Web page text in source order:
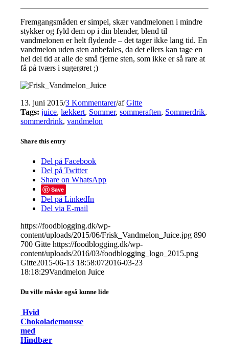
Fremgangsmåden er simpel, skær vandmelonen i mindre
stykker og fyld dem op i din blender, blend til
vandmelonen er helt flydende – det tager ikke lang tid. En
vandmelon uden sten anbefales, da det ellers kan tage en
hel del tid at alle de små fjerne sten, som ikke er så rare at
få på tværs i sugerøret ;)
13. juni 2015/3 Kommentarer/afGitte
Tags: juice,lækkert, Sommer,sommeraften, Sommerdrik,
sommerdrink,vandmelon
Share this entry
Del på Facebook
Del på Twitter
Share on WhatsApp
Save
Del på LinkedIn
Del via E-mail
https://foodblogging.dk/wp-
content/uploads/2015/06/Frisk_Vandmelon_Juice.jpg 890
700 Gitte https://foodblogging.dk/wp-
content/uploads/2016/03/foodblogging_logo_2015.png
Gitte2015-06-13 18:58:072016-03-23
18:18:29Vandmelon Juice
Du ville måske også kunne lide
Hvid
Chokolademousse
med
Hindbær